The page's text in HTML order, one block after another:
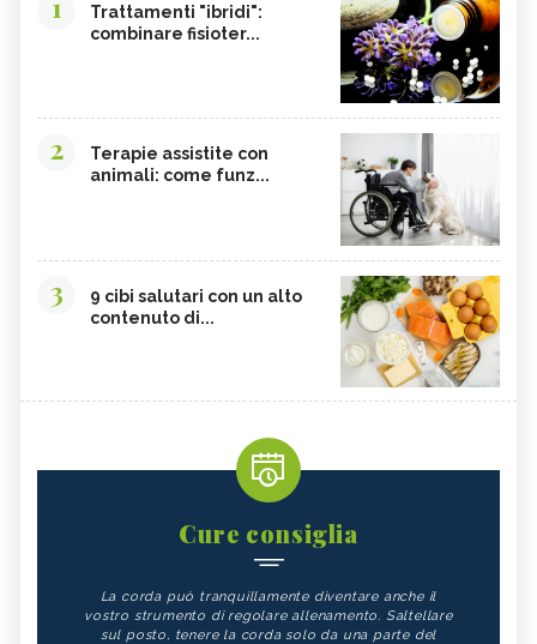
1
Trattamenti "ibridi":
combinare fisioter...
2
Terapie assistite con
animali: come funz...
3
9 cibi salutari con un alto
contenuto di...
Cure consiglia
La corda può tranquillamente diventare anche il
vostro strumento di regolare allenamento. Saltellare
sul posto, tenere la corda solo da una parte del